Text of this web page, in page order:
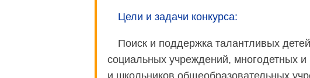
Цели и задачи конкурса:
Поиск и поддержка талантливых
социальных учреждений, многодетных
и школьников общеобразовательных